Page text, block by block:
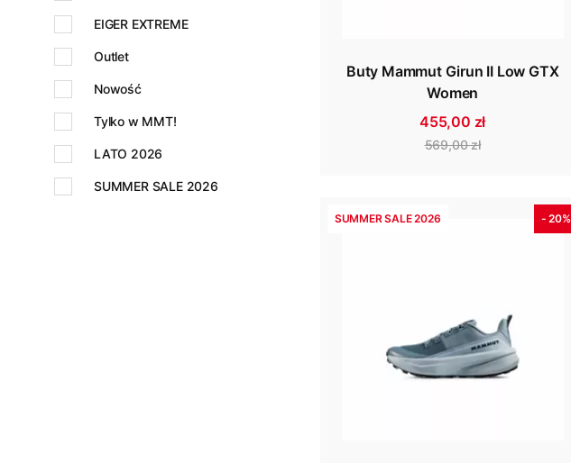
EIGER EXTREME
Outlet
Nowość
Tylko w MMT!
LATO 2026
SUMMER SALE 2026
Buty Mammut Girun II Low GTX
Women
455,00 zł
569,00 zł
SUMMER SALE 2026 - 20%